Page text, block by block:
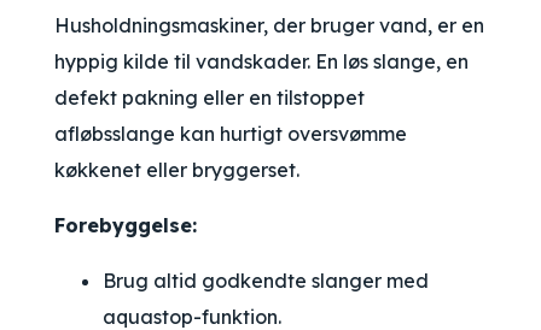
Husholdningsmaskiner, der bruger vand, er en
hyppig kilde til vandskader. En løs slange, en
defekt pakning eller en tilstoppet
afløbsslange kan hurtigt oversvømme
køkkenet eller bryggerset.
Forebyggelse:
Brug altid godkendte slanger med
aquastop-funktion.